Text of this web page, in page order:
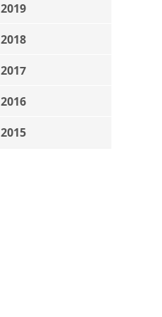
2019
2018
2017
2016
2015